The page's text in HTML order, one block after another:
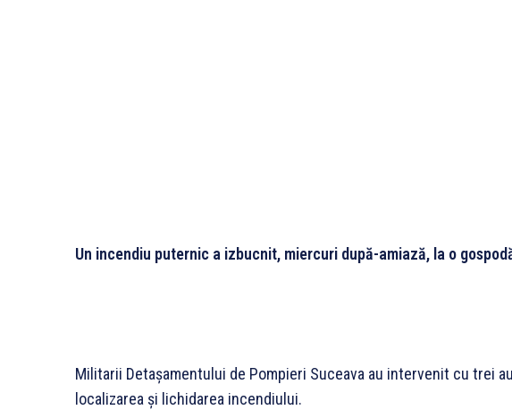
Un incendiu puternic a izbucnit, miercuri după-amiază, la o
Militarii Detașamentului de Pompieri Suceava au intervenit cu trei
localizarea și lichidarea incendiului.